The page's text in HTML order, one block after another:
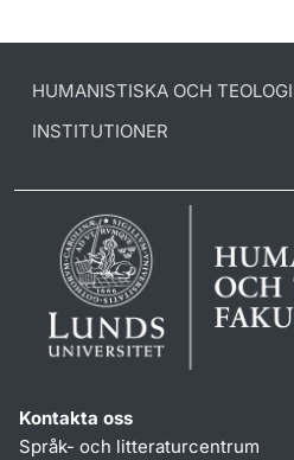
HUMANISTISKA OCH
INSTITUTIONER
Kontakta oss
Språk- och litteraturcentrum